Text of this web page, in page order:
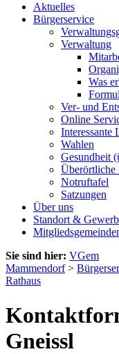
Aktuelles
Bürgerservice
Verwaltung
Was
Ver- und
Online
Interessante
Wahlen
Gesundheit
Überörtliche
Notruftafel
Satzungen
Über uns
Standort &
Sie sind hier: VGem
Mammendorf>
Rathaus
Gneissl